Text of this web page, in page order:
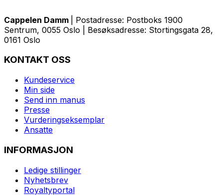
Cappelen Damm
| Postadresse: Postboks 1900
Sentrum, 0055 Oslo | Besøksadresse: Stortingsgata 28,
0161 Oslo
KONTAKT OSS
Kundeservice
Min side
Send inn manus
Presse
Vurderingseksemplar
Ansatte
INFORMASJON
Ledige stillinger
Nyhetsbrev
Royaltyportal